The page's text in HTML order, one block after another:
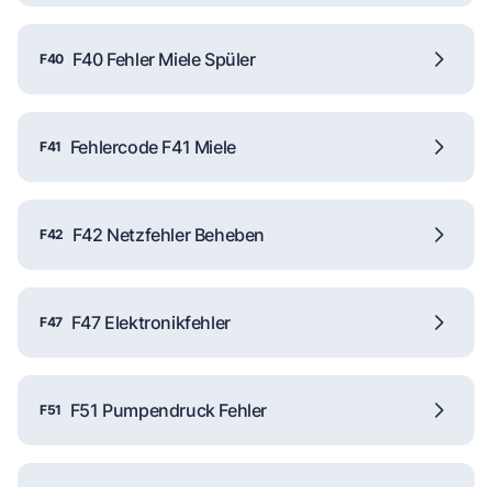
F40 F40 Fehler Miele Spüler
F41 Fehlercode F41 Miele
F42 F42 Netzfehler Beheben
F47 F47 Elektronikfehler
F51 F51 Pumpendruck Fehler